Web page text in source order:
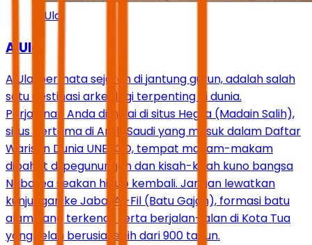
AlUla
AlUla
AlUla, permata sejarah di jantung gurun, adalah salah
satu destinasi arkeologi terpenting di dunia.
Perjalanan Anda dimulai di situs Hegra (Madain Salih),
situs pertama di Arab Saudi yang masuk dalam Daftar
Warisan Dunia UNESCO, tempat makam-makam
dipahat di pegunungan dan kisah-kisah kuno bangsa
Nabatea seakan hidup kembali. Jangan lewatkan
kunjungan ke Jabal Al-Fil (Batu Gajah), formasi batu
alam yang terkenal, serta berjalan-jalan di Kota Tua
yang telah berusia lebih dari 900 tahun.